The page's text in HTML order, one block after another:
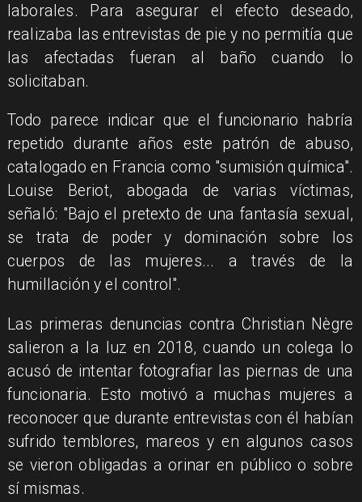
laborales. Para asegurar el efecto deseado,
realizaba las entrevistas de pie y no permitía que
las afectadas fueran al baño cuando lo
solicitaban.
Todo parece indicar que el funcionario habría
repetido durante años este patrón de abuso,
catalogado en Francia como "sumisión química".
Louise Beriot, abogada de varias víctimas,
señaló: "Bajo el pretexto de una fantasía sexual,
se trata de poder y dominación sobre los
cuerpos de las mujeres... a través de la
humillación y el control".
Las primeras denuncias contra Christian Nègre
salieron a la luz en 2018, cuando un colega lo
acusó de intentar fotografiar las piernas de una
funcionaria. Esto motivó a muchas mujeres a
reconocer que durante entrevistas con él habían
sufrido temblores, mareos y en algunos casos
se vieron obligadas a orinar en público o sobre
sí mismas.